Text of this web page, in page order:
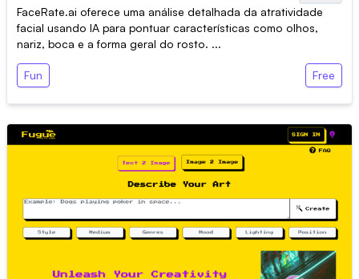
FaceRate.ai oferece uma análise detalhada da atratividade
facial usando IA para pontuar características como olhos,
nariz, boca e a forma geral do rosto. ...
Fun Free